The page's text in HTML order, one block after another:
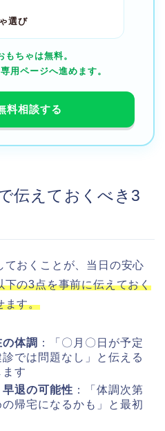
選び
もちゃは無料。
用ページへ進めます。
料相談する
伝えておくべき3
おくことが、当日の安心
下の3点を事前に伝えておく
ます。
体調 ：「〇月〇日が予定
では問題なし」と伝える
す
退の可能性 ：「体調次第
帰宅になるかも」と最初